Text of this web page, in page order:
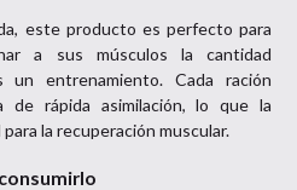
este producto es perfecto para
a sus músculos la cantidad
entrenamiento. Cada ración
rápida asimilación, lo que la
la recuperación muscular.